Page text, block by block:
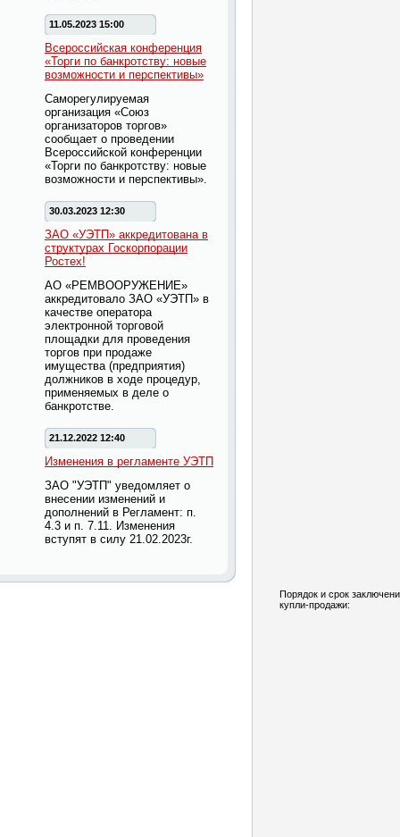
11.05.2023 15:00
Всероссийская конференция
«Торги по банкротству: новые
возможности и перспективы»
Саморегулируемая
организация «Союз
организаторов торгов»
сообщает о проведении
Всероссийской конференции
«Торги по банкротству: новые
возможности и перспективы».
30.03.2023 12:30
ЗАО «УЭТП» аккредитована в
структурах Госкорпорации
Ростех!
АО «РЕМВООРУЖЕНИЕ»
аккредитовало ЗАО «УЭТП» в
качестве оператора
электронной торговой
площадки для проведения
торгов при продаже
имущества (предприятия)
должников в ходе процедур,
применяемых в деле о
банкротстве.
21.12.2022 12:40
Изменения в регламенте УЭТП
ЗАО "УЭТП" уведомляет о
внесении изменений и
дополнений в Регламент: п.
4.3 и п. 7.11. Изменения
вступят в силу 21.02.2023г.
Порядок и срок
купли-продажи: